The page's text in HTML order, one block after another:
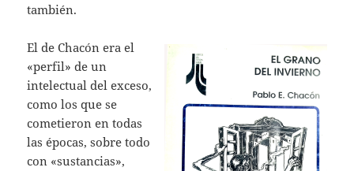
también.
El de Chacón era el
«perfil» de un
intelectual del exceso,
como los que se
cometieron en todas
las épocas, sobre todo
con «sustancias»,